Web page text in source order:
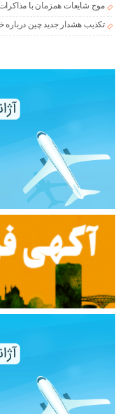
موج شایعات همزمان با
تکذیب هشدار جدید چین درباره